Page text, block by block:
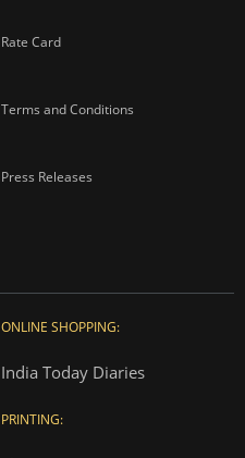
Rate Card
Terms and Conditions
Press Releases
ONLINE SHOPPING:
India Today Diaries
PRINTING: